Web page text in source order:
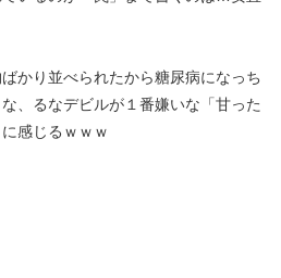
かり並べられたから糖尿病になっち
、るなデビルが１番嫌いな「甘った
感じるｗｗｗ